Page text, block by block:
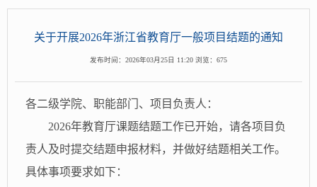
关于开展2026年浙江省教育厅一般项目结题的通知
发布时间：2026年03月25日 11:20 浏览： 675
各二级学院、 职能部门、 项目负责人：
2026年教育厅课题结题工作已开始，请各项目负
责人及时提交结题申报材料，并做好结题相关工作。
具体事项要求如下：